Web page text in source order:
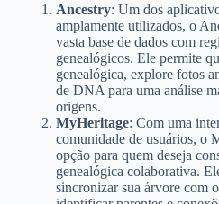
Ancestry: Um dos
amplamente utilizados, o
vasta base de dados com
genealógicos. Ele permite
genealógica, explore fotos
de DNA para uma análise
origens.
MyHeritage: Com uma
comunidade de usuários, o
opção para quem deseja
genealógica colaborativa.
sincronizar sua árvore com